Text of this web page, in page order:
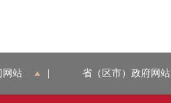
网站 省（区市）政府网站